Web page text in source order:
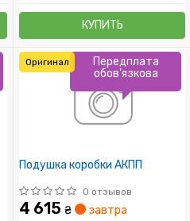
КУПИТЬ
Подушка коробки АКПП
0 отзывов
4 615 ₴ завтра
Передплата
обов'язкова
Оригинал